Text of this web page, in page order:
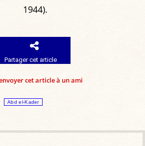
1944).
Partager cet article
cet article à un ami
Abd el-Kader